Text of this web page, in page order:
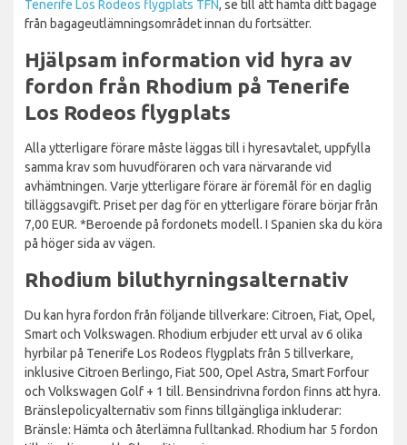
Tenerife Los Rodeos flygplats TFN, se till att hämta ditt bagage
från bagageutlämningsområdet innan du fortsätter.
Hjälpsam information vid hyra av
fordon från Rhodium på Tenerife
Los Rodeos flygplats
Alla ytterligare förare måste läggas till i hyresavtalet, uppfylla
samma krav som huvudföraren och vara närvarande vid
avhämtningen. Varje ytterligare förare är föremål för en daglig
tilläggsavgift. Priset per dag för en ytterligare förare börjar från
7,00 EUR. *Beroende på fordonets modell. I Spanien ska du köra
på höger sida av vägen.
Rhodium biluthyrningsalternativ
Du kan hyra fordon från följande tillverkare: Citroen, Fiat, Opel,
Smart och Volkswagen. Rhodium erbjuder ett urval av 6 olika
hyrbilar på Tenerife Los Rodeos flygplats från 5 tillverkare,
inklusive Citroen Berlingo, Fiat 500, Opel Astra, Smart Forfour
och Volkswagen Golf + 1 till. Bensindrivna fordon finns att hyra.
Bränslepolicyalternativ som finns tillgängliga inkluderar:
Bränsle: Hämta och återlämna fulltankad. Rhodium har 5 fordon